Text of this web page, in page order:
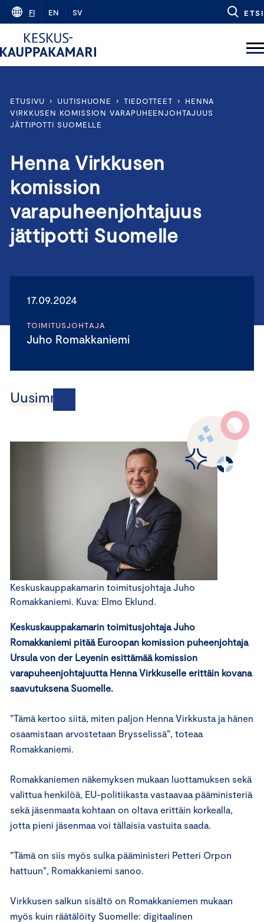
Skip
content
FI EN SV ETSI
ETUSIVU › UUTISHUONE › TIEDOTTEET ›
HENNA
VIRKKUSEN KOMISSION VARAPUHEENJOHTAJUUS
JÄTTIPOTTI SUOMELLE
Henna Virkkusen
komission
varapuheenjohtajuus
jättipotti Suomelle
17.09.2024
TOIMITUSJOHTAJA
Juho Romakkaniemi
Uusimmat
Keskuskauppakamarin toimitusjohtaja Juho
Romakkaniemi. Kuva: Elmo Eklund.
Keskuskauppakamarin toimitusjohtaja Juho
Romakkaniemi pitää Euroopan komission puheenjohtaja
Ursula von der Leyenin esittämää komission
varapuheenjohtajuutta Henna Virkkuselle erittäin kovana
saavutuksena Suomelle.
”Tämä kertoo siitä, miten paljon Henna Virkkusta ja hänen
osaamistaan arvostetaan Brysselissä”, toteaa
Romakkaniemi.
Romakkaniemen näkemyksen mukaan luottamuksen sekä
valittua henkilöä, EU-politiikasta vastaavaa pääministeriä
sekä jäsenmaata kohtaan on oltava erittäin korkealla,
jotta pieni jäsenmaa voi tällaisia vastuita saada.
”Tämä on siis myös sulka pääministeri Petteri Orpon
hattuun”, Romakkaniemi sanoo.
Virkkusen salkun sisältö on Romakkaniemen mukaan
myös kuin räätälöity Suomelle: digitaalinen